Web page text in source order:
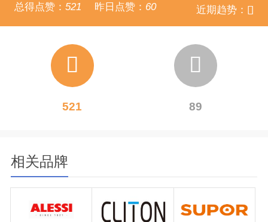
近期趋势：
总得点赞： 521 昨日点赞： 60
521 89
相关品牌